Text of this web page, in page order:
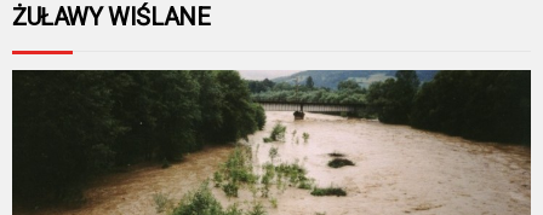
ŻUŁAWY WIŚLANE